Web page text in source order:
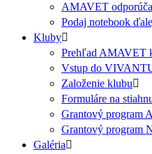
AMAVET odporúča
Podaj notebook
Kluby
Prehľad AMAVET
Vstup do
Založenie klubu
Formuláre na
Grantový program
Grantový program
Galéria